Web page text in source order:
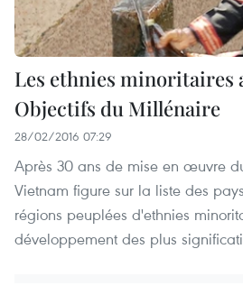
Les ethnies minoritaires
Objectifs du Millénaire
28/02/2016 07:29
Après 30 ans de mise en œuvre
Vietnam figure sur la liste des
régions peuplées d'ethnies
développement des plus